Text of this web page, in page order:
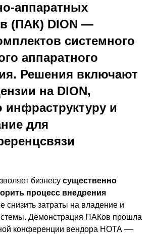
аппаратных
(ПАК) DION —
системного
аппаратного
Решения включают
на DION,
инфраструктуру и
для
бизнесу существенно
процесс внедрения
снизить затраты на владение и
Демонстрация ПАКов прошла
конференции вендора НОТА ––